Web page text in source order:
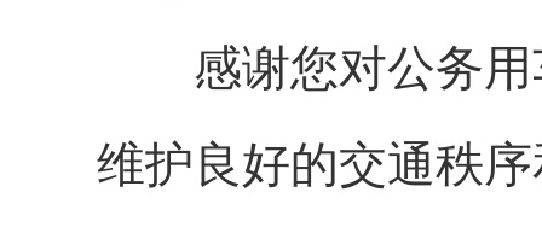
感谢您对公务用
维护良好的交通秩